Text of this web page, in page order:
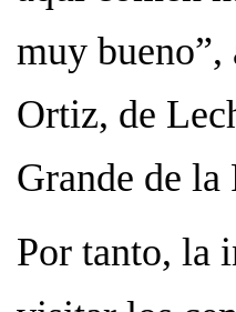
muy
Ortiz, de
Grande de la
Por tanto, la